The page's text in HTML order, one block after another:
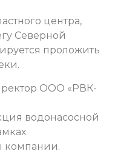
центра,
Северной
проложить
ООО «РВК-
водонасосной
компании.